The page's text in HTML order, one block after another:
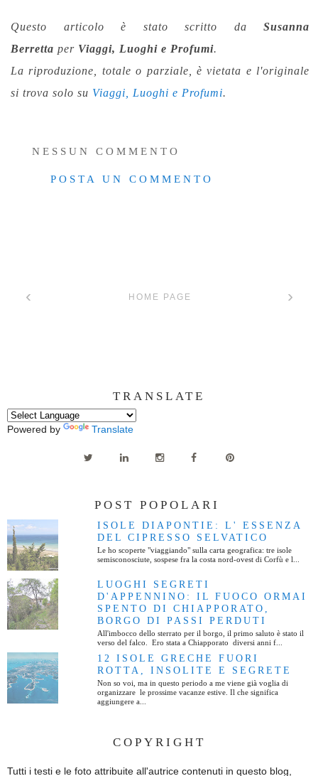
Questo articolo è stato scritto da Susanna
Berretta per Viaggi, Luoghi e Profumi.
La riproduzione, totale o parziale, è vietata e l'originale
si trova solo su Viaggi, Luoghi e Profumi.
NESSUN COMMENTO
POSTA UN COMMENTO
‹ ›
HOME PAGE
TRANSLATE
Powered by Translate
POST POPOLARI
ISOLE DIAPONTIE: L' ESSENZA
DEL CIPRESSO SELVATICO
Le ho scoperte "viaggiando" sulla carta geografica: tre isole
semisconosciute, sospese fra la costa nord-ovest di Corfù e l...
LUOGHI SEGRETI
D'APPENNINO: IL FUOCO ORMAI
SPENTO DI CHIAPPORATO,
BORGO DI PASSI PERDUTI
All'imbocco dello sterrato per il borgo, il primo saluto è stato il
verso del falco. Ero stata a Chiapporato diversi anni f...
12 ISOLE GRECHE FUORI
ROTTA, INSOLITE E SEGRETE
Non so voi, ma in questo periodo a me viene già voglia di
organizzare le prossime vacanze estive. Il che significa
aggiungere a...
COPYRIGHT
Tutti i testi e le foto attribuite all'autrice contenuti in questo blog,